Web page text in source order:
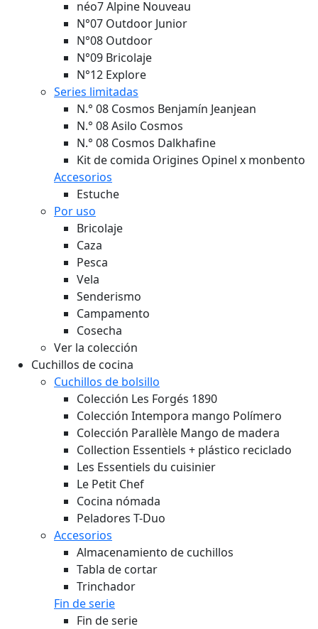
néo7 Alpine Nouveau
N°07 Outdoor Junior
N°08 Outdoor
N°09 Bricolaje
N°12 Explore
Series limitadas
N.° 08 Cosmos Benjamín Jeanjean
N.° 08 Asilo Cosmos
N.° 08 Cosmos Dalkhafine
Kit de comida Origines Opinel x monbento
Accesorios
Estuche
Por uso
Bricolaje
Caza
Pesca
Vela
Senderismo
Campamento
Cosecha
Ver la colección
Cuchillos de cocina
Cuchillos de bolsillo
Colección Les Forgés 1890
Colección Intempora mango Polímero
Colección Parallèle Mango de madera
Collection Essentiels + plástico reciclado
Les Essentiels du cuisinier
Le Petit Chef
Cocina nómada
Peladores T-Duo
Accesorios
Almacenamiento de cuchillos
Tabla de cortar
Trinchador
Fin de serie
Fin de serie